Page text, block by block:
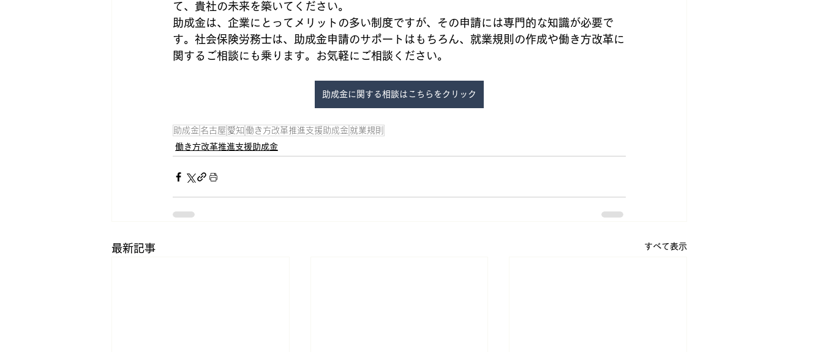
て、貴社の未来を築いてください。
助成金は、企業にとってメリットの多い制度ですが、その申請には専門的な知識が必要で
す。社会保険労務士は、助成金申請のサポートはもちろん、就業規則の作成や働き方改革に
関するご相談にも乗ります。お気軽にご相談ください。
助成金に関する相談はこちらをクリック
助成金 名古屋 愛知 働き方改革推進支援助成金 就業規則
働き方改革推進支援助成金
最新記事 すべて表示